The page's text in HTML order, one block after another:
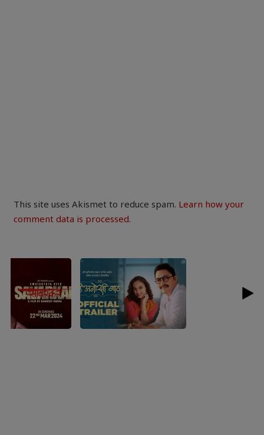
This site uses Akismet to reduce spam. Learn how your
comment data is processed.